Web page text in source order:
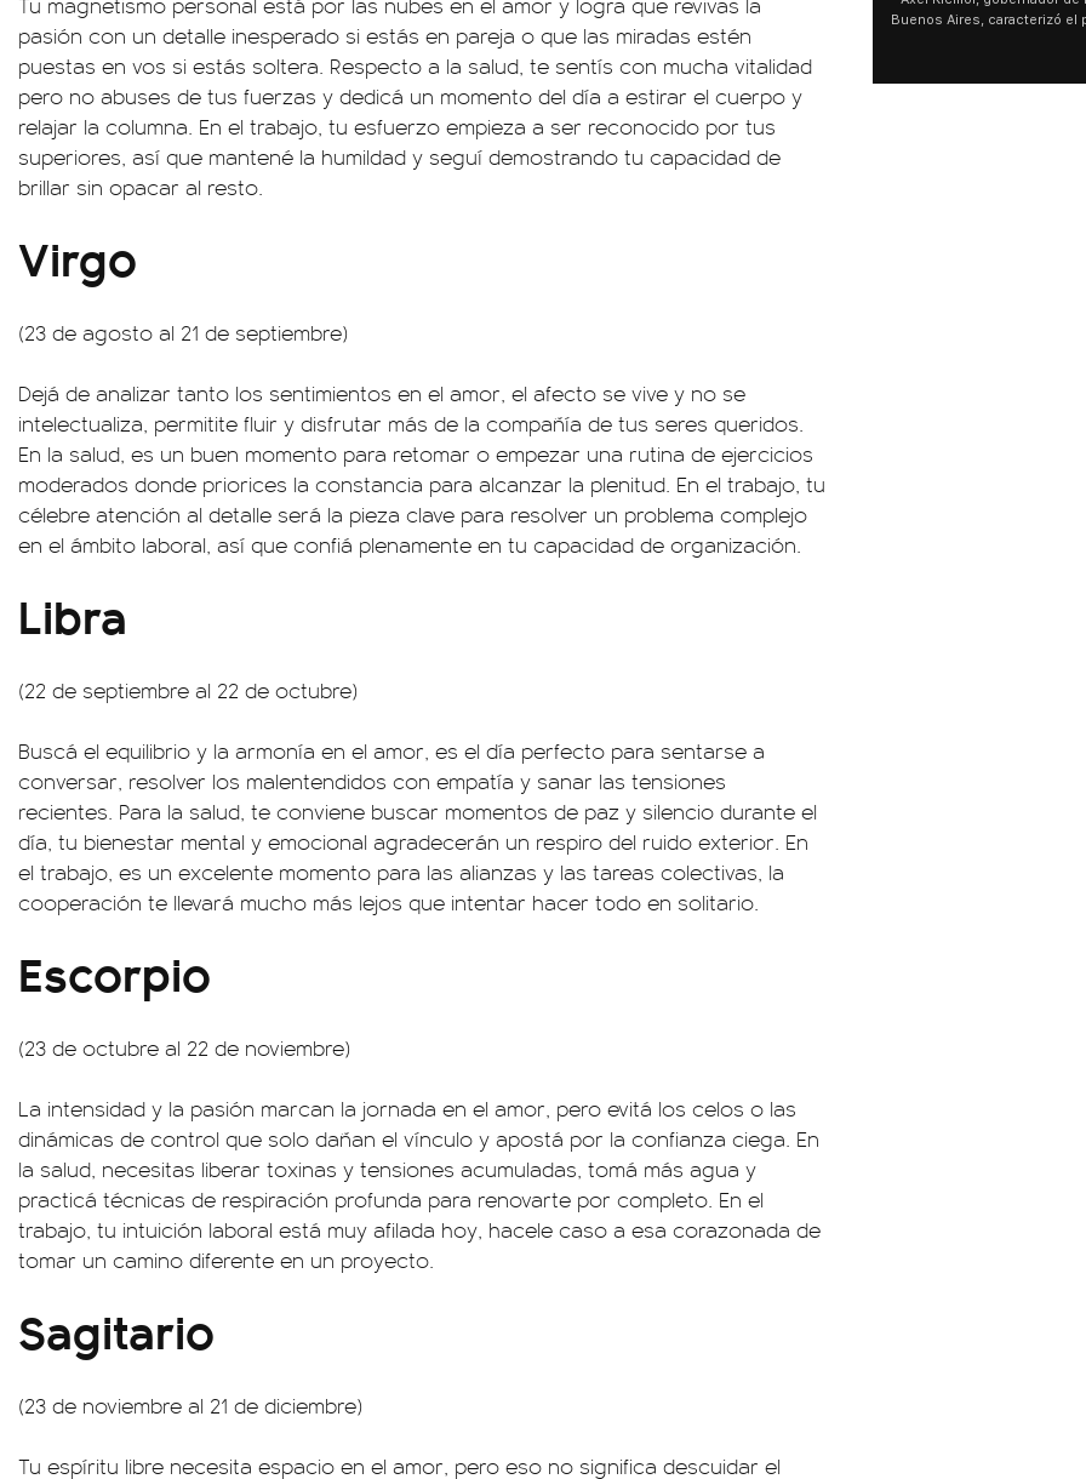
pasión con un detalle inesperado si estás en pareja o que las miradas estén
puestas en vos si estás soltera. Respecto a la salud, te sentís con mucha vitalidad
pero no abuses de tus fuerzas y dedicá un momento del día a estirar el cuerpo y
relajar la columna. En el trabajo, tu esfuerzo empieza a ser reconocido por tus
superiores, así que mantené la humildad y seguí demostrando tu capacidad de
brillar sin opacar al resto.
Virgo
(23 de agosto al 21 de septiembre)
Dejá de analizar tanto los sentimientos en el amor, el afecto se vive y no se
intelectualiza, permitite fluir y disfrutar más de la compañía de tus seres queridos.
En la salud, es un buen momento para retomar o empezar una rutina de ejercicios
moderados donde priorices la constancia para alcanzar la plenitud. En el trabajo, tu
célebre atención al detalle será la pieza clave para resolver un problema complejo
en el ámbito laboral, así que confiá plenamente en tu capacidad de organización.
Libra
(22 de septiembre al 22 de octubre)
Buscá el equilibrio y la armonía en el amor, es el día perfecto para sentarse a
conversar, resolver los malentendidos con empatía y sanar las tensiones
recientes. Para la salud, te conviene buscar momentos de paz y silencio durante el
día, tu bienestar mental y emocional agradecerán un respiro del ruido exterior. En
el trabajo, es un excelente momento para las alianzas y las tareas colectivas, la
cooperación te llevará mucho más lejos que intentar hacer todo en solitario.
Escorpio
(23 de octubre al 22 de noviembre)
La intensidad y la pasión marcan la jornada en el amor, pero evitá los celos o las
dinámicas de control que solo dañan el vínculo y apostá por la confianza ciega. En
la salud, necesitas liberar toxinas y tensiones acumuladas, tomá más agua y
practicá técnicas de respiración profunda para renovarte por completo. En el
trabajo, tu intuición laboral está muy afilada hoy, hacele caso a esa corazonada de
tomar un camino diferente en un proyecto.
Sagitario
(23 de noviembre al 21 de diciembre)
Tu espíritu libre necesita espacio en el amor, pero eso no significa descuidar el
Buenos Aires, caracterizó el
como "una lista sábana con
y destacó "la movilización